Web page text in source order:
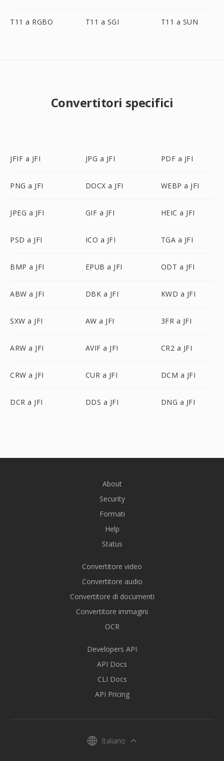
T11 a RGBO T11 a SGI T11 a SUN
Convertitori specifici
JFIF a JFI JPG a JFI PDF a JFI
PNG a JFI DOCX a JFI WEBP a JFI
JPEG a JFI GIF a JFI HEIC a JFI
PSD a JFI ICO a JFI TGA a JFI
BMP a JFI EPUB a JFI ODT a JFI
ABW a JFI DBK a JFI KWD a JFI
SXW a JFI AW a JFI 3FR a JFI
ARW a JFI AVIF a JFI CR2 a JFI
CRW a JFI CUR a JFI DCM a JFI
DCR a JFI DDS a JFI DNG a JFI
About
Security
Formati
Help
Status
Convertitore video
Convertitore audio
Convertitore di documenti
Convertitore immagini
OCR
Developers API
API Docs
CLI Docs
API Pricing
Italiano